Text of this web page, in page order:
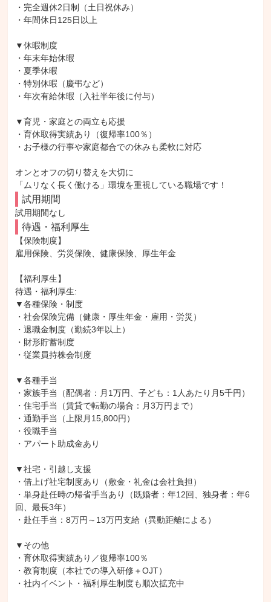
・完全週休2日制（土日祝休み）
・年間休日125日以上
▼休暇制度
・年末年始休暇
・夏季休暇
・特別休暇（慶弔など）
・年次有給休暇（入社半年後に付与）
▼育児・家庭との両立も応援
・育休取得実績あり（復帰率100％）
・お子様の行事や家庭都合での休みも柔軟に対応
オンとオフの切り替えを大切に
「ムリなく長く働ける」環境を重視している職場です！
試用期間
試用期間なし
待遇・福利厚生
【保険制度】
雇用保険、労災保険、健康保険、厚生年金
【福利厚生】
待遇・福利厚生:
▼各種保険・制度
・社会保険完備（健康・厚生年金・雇用・労災）
・退職金制度（勤続3年以上）
・財形貯蓄制度
・従業員持株会制度
▼各種手当
・家族手当（配偶者：月1万円、子ども：1人あたり月5千円）
・住宅手当（賃貸で転勤の場合：月3万円まで）
・通勤手当（上限月15,800円）
・役職手当
・アパート助成金あり
▼社宅・引越し支援
・借上げ社宅制度あり（敷金・礼金は会社負担）
・単身赴任時の帰省手当あり（既婚者：年12回、独身者：年6
回、最長3年）
・赴任手当：8万円～13万円支給（異動距離による）
▼その他
・育休取得実績あり／復帰率100％
・教育制度（本社での導入研修＋OJT）
・社内イベント・福利厚生制度も順次拡充中